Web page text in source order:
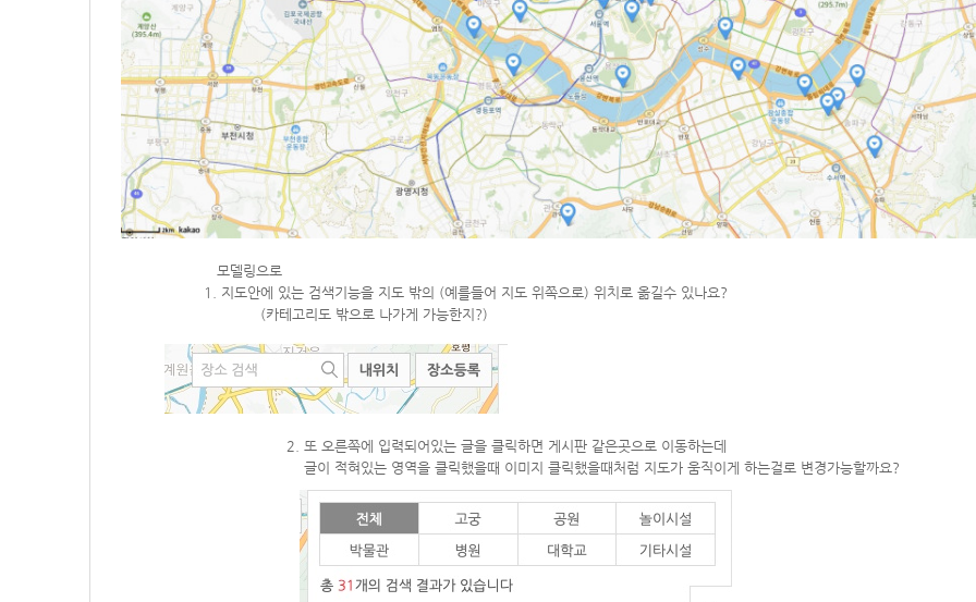
모델링으로
1. 지도안에 있는 검색기능을 지도 밖의 (예를들어 지도 위쪽으로) 위치로 옮길수 있나요?
(카테고리도 밖으로 나가게 가능한지?)
2
또 오른쪽에 입력되어있는 글을 클릭하면 게시판 같은곳으로 이동하는데
글이 적혀있는 영역을 클릭했을때 이미지 클릭했을때처럼 지도가 움직이게 하는걸로 변경가능할까요?